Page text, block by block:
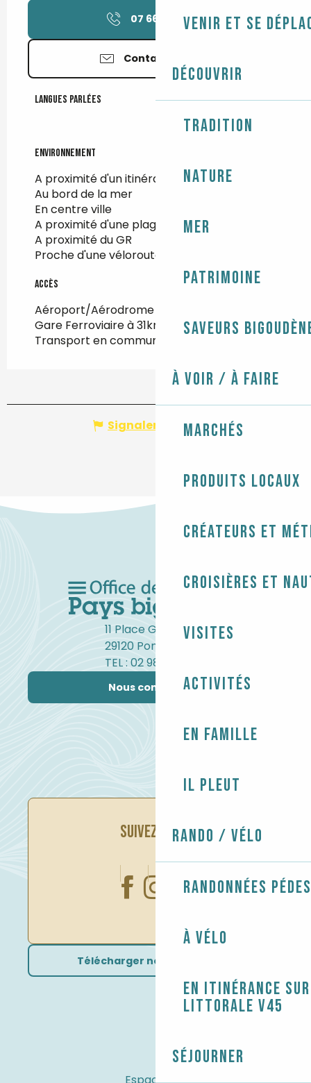
Venir et se
Découvrir
Tradition
Nature
Mer
Patrimoine
Saveurs
À voir / À faire
Marchés
Produits locaux
Créateurs et
Croisières et
Visites
Activités
En famille
Il pleut
Rando / Vélo
Randonnées
À vélo
En itinérance
littorale V45
Séjourner
07 66 84 18▒▒
Contactez-nous
Langues parlées
Langues parlées
Environnement
Environnement
A proximité d'un itinéraire de randonnée
Au bord de la mer
En centre ville
A proximité d'une plage
A proximité du GR
Proche d'une véloroute
Accès
Accès
Aéroport/Aérodrome à 107km
Gare Ferroviaire à 31km
Transport en commun à 300m
Signaler une erreur
11 Place Gambetta
29120 Pont-l'Abbé
TEL : 02 98 82 37 99
Nous contacter
SUIVEZ-NOUS
Télécharger nos brochures